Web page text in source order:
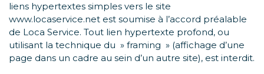
liens hypertextes simples vers le site
www.locaservice.net est soumise à l’accord préalable
de Loca Service. Tout lien hypertexte profond, ou
utilisant la technique du » framing » (affichage d’une
page dans un cadre au sein d’un autre site), est interdit.